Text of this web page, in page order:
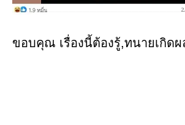
ขอบคุณ เรื่องนี้ต้องรู้,ทนายเกิดผ